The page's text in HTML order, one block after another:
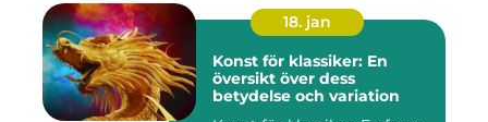
18. jan
Konst för klassiker: En
översikt över dess
betydelse och variation